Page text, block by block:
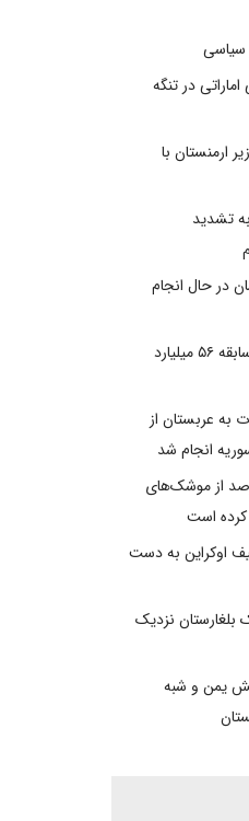
سیاسی
در تنگه
ارمنستان با
تشدید
در حال انجام
ژاپن بودجه دفاعی بی‌سابقه ۵۶ میلیارد
به عربستان از
انجام شد
عربستان ۸۶ درصد از موشک‌های
کرده است
اوکراین به دست
بلغارستان نزدیک
یمن و شبه